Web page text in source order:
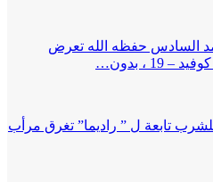
السادس حفظه الله تعرض
، بدون…
للشرب تابعة ل ” راديما” تغرق مرأب